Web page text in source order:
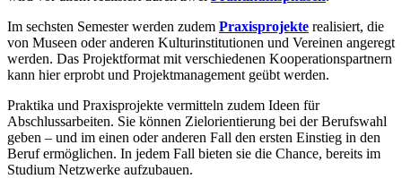
Im sechsten Semester werden zudem Praxisprojekte realisiert, die
von Museen oder anderen Kulturinstitutionen und Vereinen angeregt
werden. Das Projektformat mit verschiedenen Kooperationspartnern
kann hier erprobt und Projektmanagement geübt werden.
Praktika und Praxisprojekte vermitteln zudem Ideen für
Abschlussarbeiten. Sie können Zielorientierung bei der Berufswahl
geben – und im einen oder anderen Fall den ersten Einstieg in den
Beruf ermöglichen. In jedem Fall bieten sie die Chance, bereits im
Studium Netzwerke aufzubauen.